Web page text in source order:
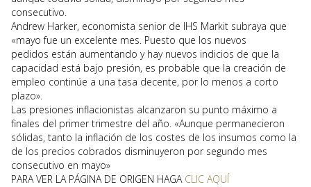
consecutivo.
Andrew Harker, economista senior de IHS Markit subraya que
«mayo fue un excelente mes. Puesto que los nuevos
pedidos están aumentando y hay nuevos indicios de que la
capacidad está bajo presión, es probable que la creación de
empleo continúe a una tasa decente, por lo menos a corto
plazo».
Las presiones inflacionistas alcanzaron su punto máximo a
finales del primer trimestre del año. «Aunque permanecieron
sólidas, tanto la inflación de los costes de los insumos como la
de los precios cobrados disminuyeron por segundo mes
consecutivo en mayo»
PARA VER LA PÁGINA DE ORIGEN HAGA CLIC AQUÍ